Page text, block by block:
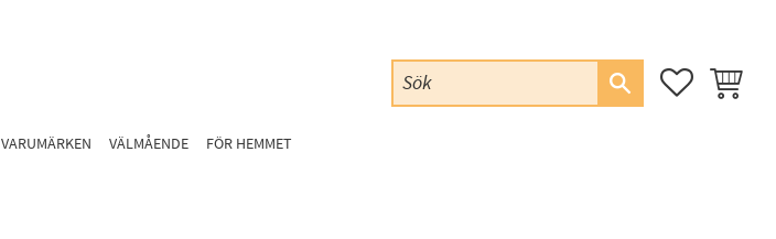
FAVORITER
VARUMÄRKEN VÄLMÅENDE FÖR HEMMET